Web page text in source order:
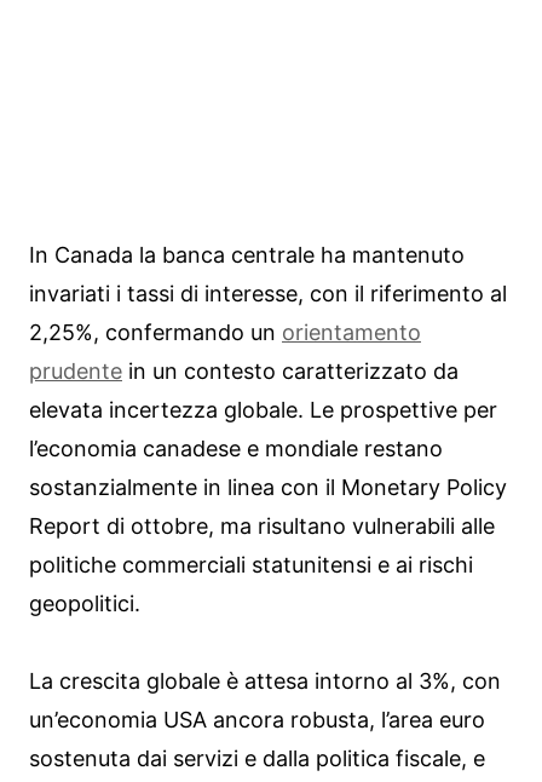
In Canada la banca centrale ha mantenuto
invariati i tassi di interesse, con il riferimento al
2,25%, confermando un orientamento
prudente in un contesto caratterizzato da
elevata incertezza globale. Le prospettive per
l’economia canadese e mondiale restano
sostanzialmente in linea con il Monetary Policy
Report di ottobre, ma risultano vulnerabili alle
politiche commerciali statunitensi e ai rischi
geopolitici.
La crescita globale è attesa intorno al 3%, con
un’economia USA ancora robusta, l’area euro
sostenuta dai servizi e dalla politica fiscale, e